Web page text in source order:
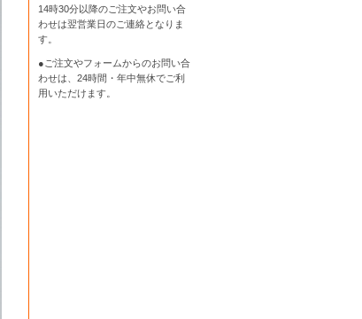
14時30分以降のご注文やお問い合
わせは翌営業日のご連絡となりま
す。
●ご注文やフォームからのお問い合
わせは、 24時間・年中無休でご利
用いただけます。